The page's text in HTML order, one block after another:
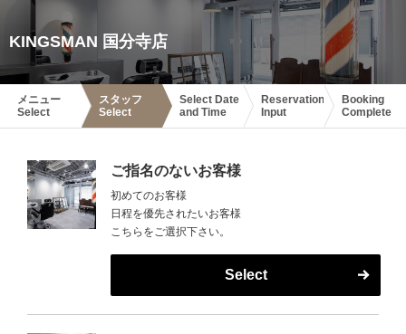
KINGSMAN 国分寺店
メニュー
Select
スタッフ
Select
Select Date
and Time
Reservation
Input
Booking
Complete
ご指名のないお客様
初めてのお客様
日程を優先されたいお客様
こちらをご選択下さい。
Select